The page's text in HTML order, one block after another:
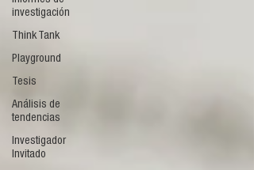
investigación
Think Tank
Playground
Tesis
Análisis de
tendencias
Investigador
Invitado